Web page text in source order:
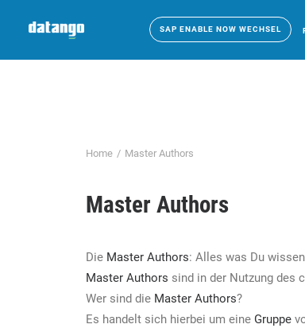
SAP ENABLE NOW WECHSEL
Home Master Authors
Master Authors
Die Master Authors: Alles was Du
Master Authors sind in der Nutzung des
Wer sind die Master Authors?
Es handelt sich hierbei um eine Gruppe